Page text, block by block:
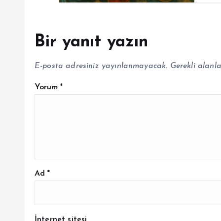
Bir yanıt yazın
E-posta adresiniz yayınlanmayacak. Gerekli
Yorum *
Ad*